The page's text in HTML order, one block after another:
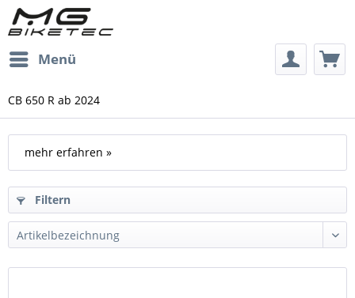
Menü
CB 650 R ab 2024
mehr erfahren »
Filtern